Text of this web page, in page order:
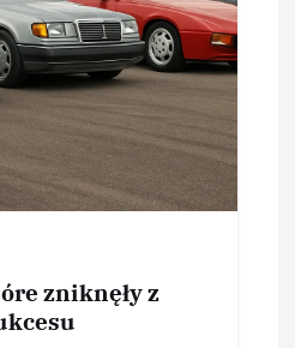
zniknęły z